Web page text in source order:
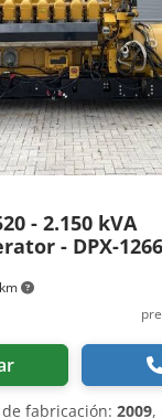
- 2.150 kVA
- DPX-
de fabricación: 2009,